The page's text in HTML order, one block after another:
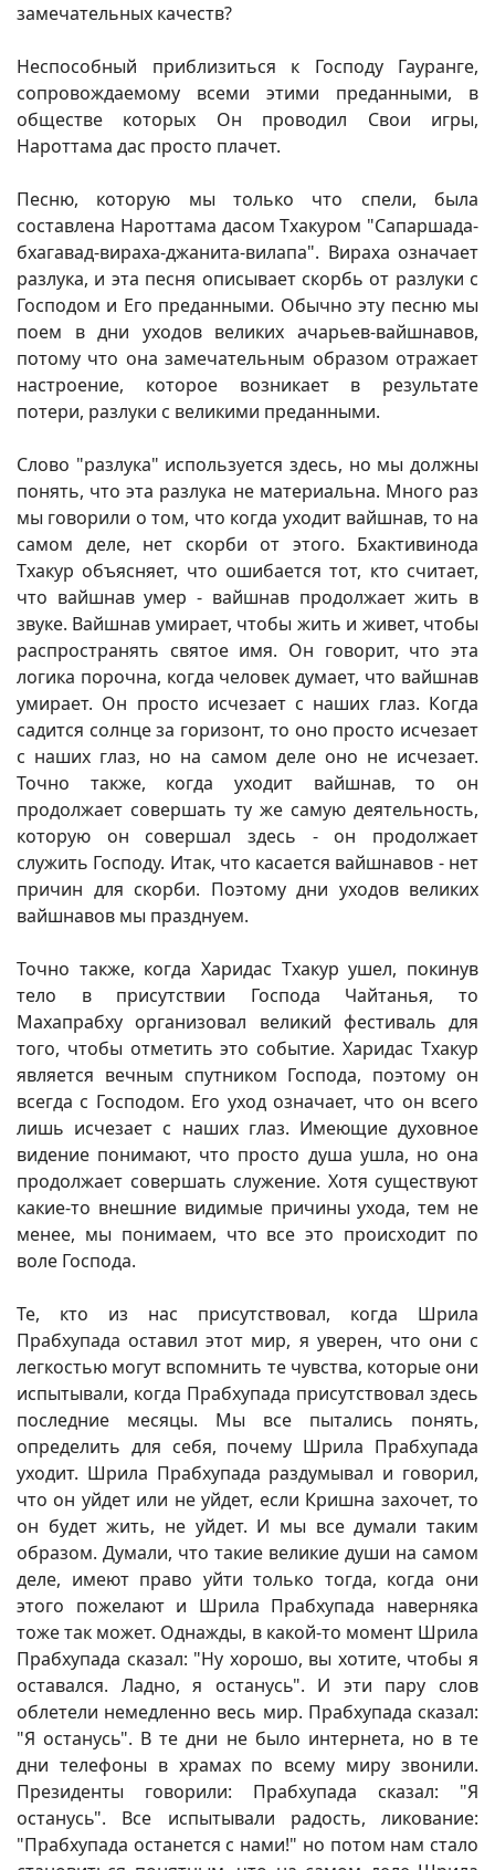
замечательных качеств?
Неспособный приблизиться к Господу Гауранге,
сопровождаемому всеми этими преданными, в
обществе которых Он проводил Свои игры,
Нароттама дас просто плачет.
Песню, которую мы только что спели, была
составлена Нароттама дасом Тхакуром "Сапаршада-
бхагавад-вираха-джанита-вилапа". Вираха означает
разлука, и эта песня описывает скорбь от разлуки с
Господом и Его преданными. Обычно эту песню мы
поем в дни уходов великих ачарьев-вайшнавов,
потому что она замечательным образом отражает
настроение, которое возникает в результате
потери, разлуки с великими преданными.
Слово "разлука" используется здесь, но мы должны
понять, что эта разлука не материальна. Много раз
мы говорили о том, что когда уходит вайшнав, то на
самом деле, нет скорби от этого. Бхактивинода
Тхакур объясняет, что ошибается тот, кто считает,
что вайшнав умер - вайшнав продолжает жить в
звуке. Вайшнав умирает, чтобы жить и живет, чтобы
распространять святое имя. Он говорит, что эта
логика порочна, когда человек думает, что вайшнав
умирает. Он просто исчезает с наших глаз. Когда
садится солнце за горизонт, то оно просто исчезает
с наших глаз, но на самом деле оно не исчезает.
Точно также, когда уходит вайшнав, то он
продолжает совершать ту же самую деятельность,
которую он совершал здесь - он продолжает
служить Господу. Итак, что касается вайшнавов - нет
причин для скорби. Поэтому дни уходов великих
вайшнавов мы празднуем.
Точно также, когда Харидас Тхакур ушел, покинув
тело в присутствии Господа Чайтанья, то
Махапрабху организовал великий фестиваль для
того, чтобы отметить это событие. Харидас Тхакур
является вечным спутником Господа, поэтому он
всегда с Господом. Его уход означает, что он всего
лишь исчезает с наших глаз. Имеющие духовное
видение понимают, что просто душа ушла, но она
продолжает совершать служение. Хотя существуют
какие-то внешние видимые причины ухода, тем не
менее, мы понимаем, что все это происходит по
воле Господа.
Те, кто из нас присутствовал, когда Шрила
Прабхупада оставил этот мир, я уверен, что они с
легкостью могут вспомнить те чувства, которые они
испытывали, когда Прабхупада присутствовал здесь
последние месяцы. Мы все пытались понять,
определить для себя, почему Шрила Прабхупада
уходит. Шрила Прабхупада раздумывал и говорил,
что он уйдет или не уйдет, если Кришна захочет, то
он будет жить, не уйдет. И мы все думали таким
образом. Думали, что такие великие души на самом
деле, имеют право уйти только тогда, когда они
этого пожелают и Шрила Прабхупада наверняка
тоже так может. Однажды, в какой-то момент Шрила
Прабхупада сказал: "Ну хорошо, вы хотите, чтобы я
оставался. Ладно, я останусь". И эти пару слов
облетели немедленно весь мир. Прабхупада сказал:
"Я останусь". В те дни не было интернета, но в те
дни телефоны в храмах по всему миру звонили.
Президенты говорили: Прабхупада сказал: "Я
останусь". Все испытывали радость, ликование:
"Прабхупада останется с нами!" но потом нам стало